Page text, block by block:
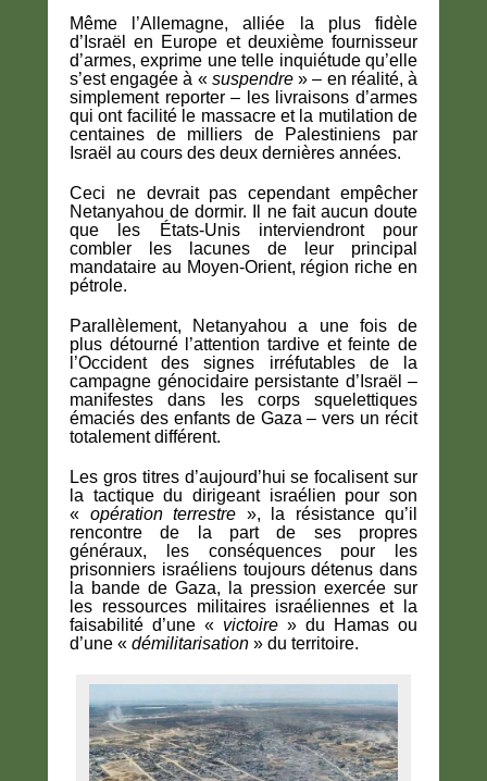
Même l’Allemagne, alliée la plus fidèle
d’Israël en Europe et deuxième fournisseur
d’armes, exprime une telle inquiétude qu’elle
s’est engagée à «suspendre» – en réalité, à
simplement reporter – les livraisons d’armes
qui ont facilité le massacre et la mutilation de
centaines de milliers de Palestiniens par
Israël au cours des deux dernières années.
Ceci ne devrait pas cependant empêcher
Netanyahou de dormir. Il ne fait aucun doute
que les États-Unis interviendront pour
combler les lacunes de leur principal
mandataire au Moyen-Orient, région riche en
pétrole.
Parallèlement, Netanyahou a une fois de
plus détourné l’attention tardive et feinte de
l’Occident des signes irréfutables de la
campagne génocidaire persistante d’Israël –
manifestes dans les corps squelettiques
émaciés des enfants de Gaza – vers un récit
totalement différent.
Les gros titres d’aujourd’hui se focalisent sur
la tactique du dirigeant israélien pour son
« opération terrestre », la résistance qu’il
rencontre de la part de ses propres
généraux, les conséquences pour les
prisonniers israéliens toujours détenus dans
la bande de Gaza, la pression exercée sur
les ressources militaires israéliennes et la
faisabilité d’une « victoire » du Hamas ou
d’une « démilitarisation » du territoire.